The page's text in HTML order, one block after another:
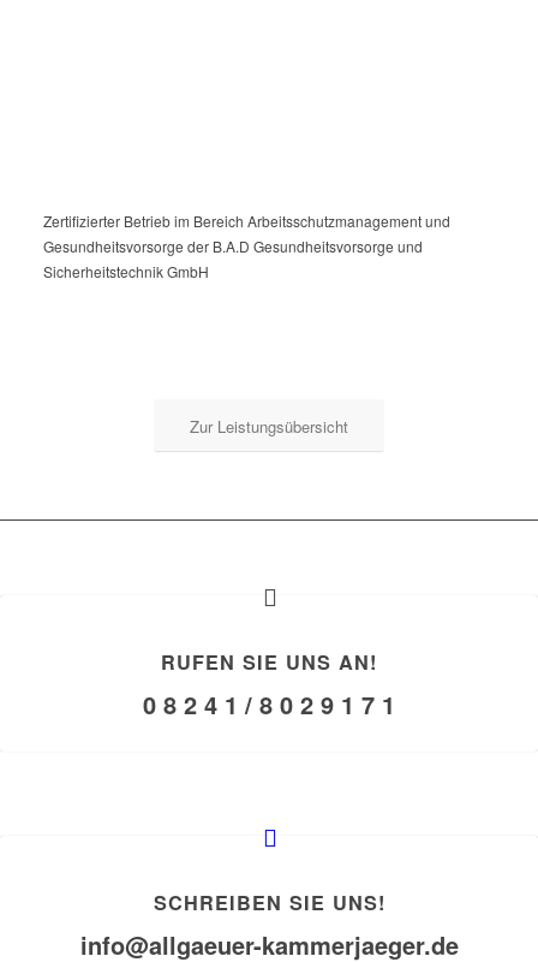
Zertifizierter Betrieb im Bereich Arbeitsschutzmanagement und
Gesundheitsvorsorge der B.A.D Gesundheitsvorsorge und
Sicherheitstechnik GmbH
Zur Leistungsübersicht
RUFEN SIE UNS AN!
0 8 2 4 1 / 8 0 2 9 1 7 1
SCHREIBEN SIE UNS!
info@allgaeuer-kammerjaeger.de